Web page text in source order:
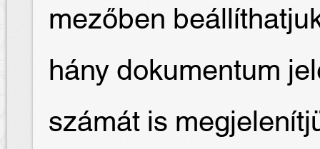
mezőben
hány dokumentum
számát is